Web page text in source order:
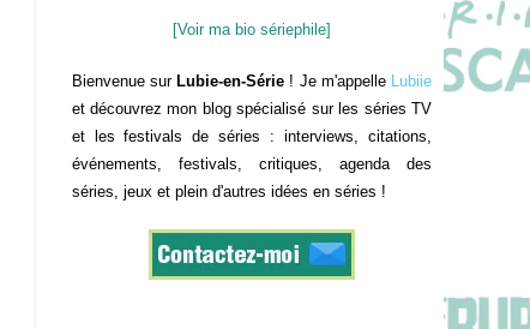
[Voir ma bio sériephile]
Bienvenue sur Lubie-en-Série ! Je m'appelle Lubiie
et découvrez mon blog spécialisé sur les séries TV
et les festivals de séries : interviews, citations,
événements, festivals, critiques, agenda des
séries, jeux et plein d'autres idées en séries !